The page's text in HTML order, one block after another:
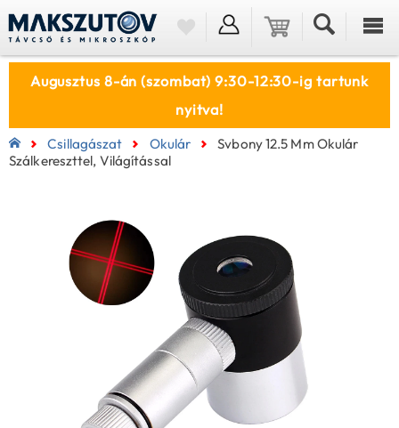
Augusztus 8-án (szombat) 9:30-12:30-ig tartunk
nyitva!
Csillagászat Okulár
Svbony 12.5 Mm Okulár
Szálkereszttel, Világítással